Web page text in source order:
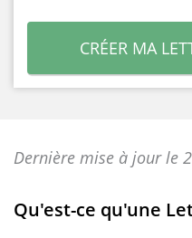
CRÉER MA
Dernière mise à jour le
Qu'est-ce qu'une